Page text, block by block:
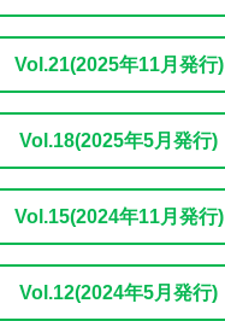
Vol.21(2025年11月発行)
Vol.18(2025年5月発行)
Vol.15(2024年11月発行)
Vol.12(2024年5月発行)